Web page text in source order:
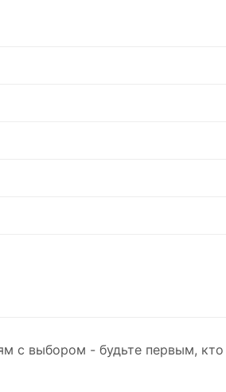
с выбором - будьте первым,